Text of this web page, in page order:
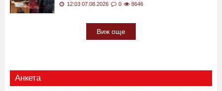
12:03 07.08.2026 0 8646
Виж още
Анкета